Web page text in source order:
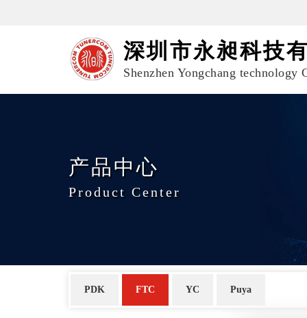
深圳市永昶科技
Shenzhen Yongchang technology
产品中心
Product Center
PDK FTC YC Puya